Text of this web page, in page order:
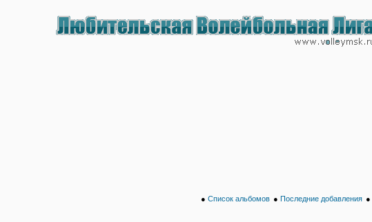
● Список альбомов ● Последние добавления ●